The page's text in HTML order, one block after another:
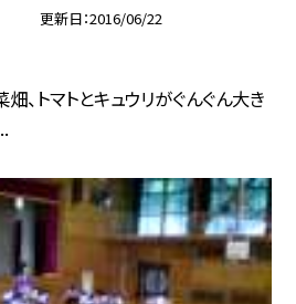
更新日 2016/06/22
、トマトとキュウリがぐんぐん大き